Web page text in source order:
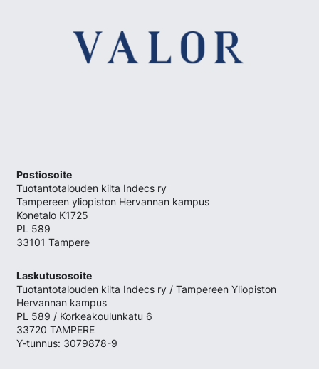
Postiosoite
Tuotantotalouden kilta Indecs ry
Tampereen yliopiston Hervannan kampus
Konetalo K1725
PL 589
33101 Tampere
Laskutusosoite
Tuotantotalouden kilta Indecs ry / Tampereen Yliopiston
Hervannan kampus
PL 589 / Korkeakoulunkatu 6
33720 TAMPERE
Y-tunnus: 3079878-9